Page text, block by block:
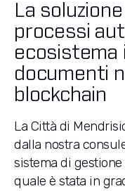
La
processi
ecosistema
documenti
blockchain
La Città di
dalla nostra
sistema di
quale è stata in